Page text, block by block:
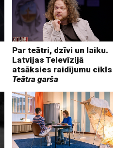
Par teātri, dzīvi un laiku.
Latvijas Televīzijā
atsāksies raidījumu cikls
Teātra garša